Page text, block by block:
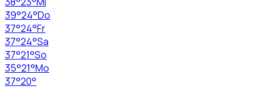
39°24°Do
37°24°Fr
37°24°Sa
37°21°So
35°21°Mo
37°20°